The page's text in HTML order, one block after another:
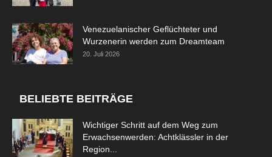
Venezuelanischer Geflüchteter und
Wurzenerin werden zum Dreamteam
20. Juli 2026
BELIEBTE BEITRÄGE
Wichtiger Schritt auf dem Weg zum
Erwachsenwerden: Achtklässler in der
Region...